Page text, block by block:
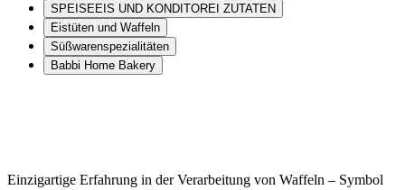
SPEISEEIS UND KONDITOREI ZUTATEN
Eistüten und Waffeln
Süßwarenspezialitäten
Babbi Home Bakery
Einzigartige Erfahrung in der Verarbeitung von Waffeln – Symbol